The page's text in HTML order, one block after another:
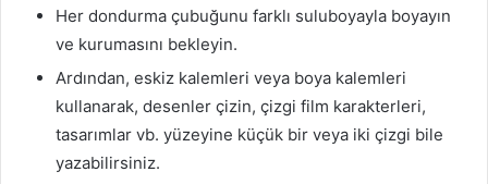
Her dondurma çubuğunu farklı suluboyayla boyayın
ve kurumasını bekleyin.
Ardından, eskiz kalemleri veya boya kalemleri
kullanarak, desenler çizin, çizgi film karakterleri,
tasarımlar vb. yüzeyine küçük bir veya iki çizgi bile
yazabilirsiniz.